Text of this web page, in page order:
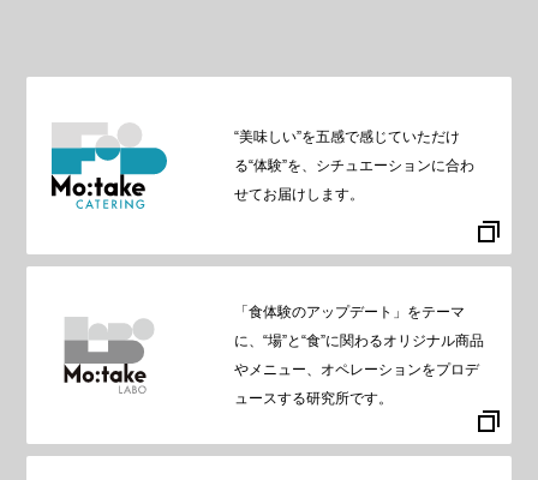
“美味しい”を五感で感じていただけ
る“体験”を、シチュエーションに合わ
せてお届けします。
「食体験のアップデート」をテーマ
に、“場”と“食”に関わるオリジナル商品
やメニュー、オペレーションをプロデ
ュースする研究所です。